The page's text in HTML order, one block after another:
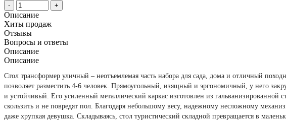
- +
Описание
Хиты продаж
Отзывы
Вопросы и ответы
Описание
Описание
Стол трансформер уличный – неотъемлемая часть набора для сада, дома и отличный
позволяет разместить 4-6 человек. Прямоугольный, изящный и эргономичный, у него
и устойчивый. Его усиленный металлический каркас изготовлен из
скользить и не повредят пол. Благодаря небольшому весу, надежному несложному
даже хрупкая девушка. Складываясь, стол туристический складной превращается в